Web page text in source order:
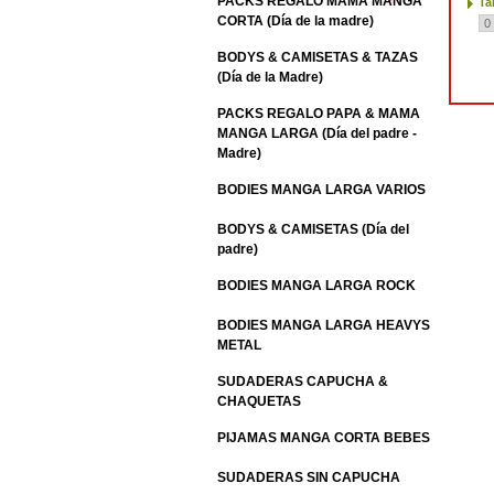
CORTA (Día de la madre)
BODYS & CAMISETAS & TAZAS
(Día de la Madre)
PACKS REGALO PAPA & MAMA
MANGA LARGA (Día del padre -
Madre)
BODIES MANGA LARGA VARIOS
BODYS & CAMISETAS (Día del
padre)
BODIES MANGA LARGA ROCK
BODIES MANGA LARGA HEAVYS
METAL
SUDADERAS CAPUCHA &
CHAQUETAS
PIJAMAS MANGA CORTA BEBES
SUDADERAS SIN CAPUCHA